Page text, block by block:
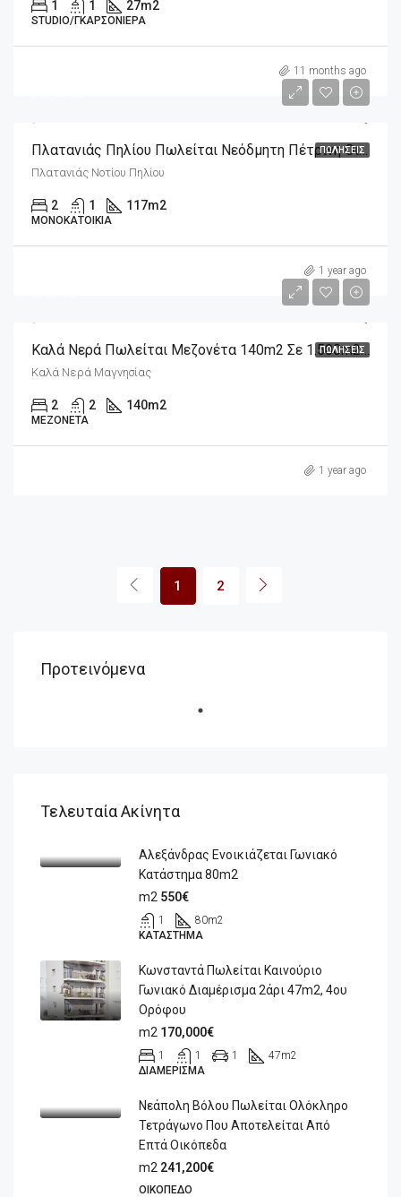
1 1 27m2
STUDIO/ΓΚΑΡΣΟΝΙΈΡΑ
11 months ago
ΠΩΛΉΣΕΙΣ
Πλατανιάς Πηλίου Πωλείται Νεόδμητη Πέτρινη Οικία 117m2 Σε 1.037m2 Οικόπεδο
Πλατανιάς Νοτίου Πηλίου
2 1 117m2
ΜΟΝΟΚΑΤΟΙΚΊΑ
1 year ago
ΠΩΛΉΣΕΙΣΚαλά Νερά Πωλείται Μεζονέτα 140m2 Σε 1.500m2 Οικόπεδο
Καλά Νερά Μαγνησίας
2 2 140m2
ΜΕΖΟΝΈΤΑ
1 year ago
1 2
Προτεινόμενα
Τελευταία Ακίνητα
Αλεξάνδρας Ενοικιάζεται Γωνιακό
Κατάστημα 80m2
m2 550€
1 80m2
ΚΑΤΆΣΤΗΜΑ
Κωνσταντά Πωλείται Καινούριο
Γωνιακό Διαμέρισμα 2άρι 47m2, 4ου
Ορόφου
m2 170,000€
1 1 1 47m2
ΔΙΑΜΈΡΙΣΜΑ
Νεάπολη Βόλου Πωλείται Ολόκληρο
Τετράγωνο Που Αποτελείται Από
Επτά Οικόπεδα
m2 241,200€
ΟΙΚΌΠΕΔΟ